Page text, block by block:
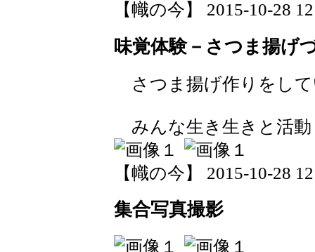
【幟の今】 2015-10-28
味覚体験－さつま揚げ
さつま揚げ作りをして
みんな生き生きと活動
【幟の今】 2015-10-28
集合写真撮影